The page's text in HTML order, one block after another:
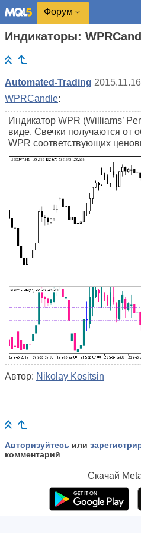
Форум
Индикаторы:
Automated-Trading
WPRCandle:
Индикатор WPR (Williams’
виде. Свечки получаются от
WPR соответствующих
Автор: Nikolay Kositsin
Авторизуйтесь или
комментарий
Скачай